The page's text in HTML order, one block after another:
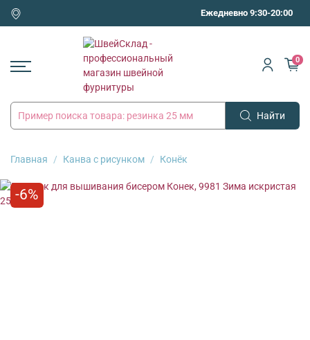
Ежедневно 9:30-20:00
Найти
0
Главная Канва с рисунком Конёк
-6%